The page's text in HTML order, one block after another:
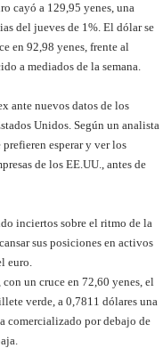
cayó a 129,95 yenes, una
del jueves de 1%. El dólar se
en 92,98 yenes, frente al
a mediados de la semana.
ante nuevos datos de los
Unidos. Según un analista
esperar y ver los
de los EE.UU., antes de
inciertos sobre el ritmo de la
sus posiciones en activos
euro.
un cruce en 72,60 yenes, el
verde, a 0,7811 dólares una
comercializado por debajo de